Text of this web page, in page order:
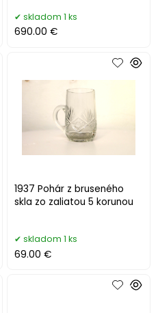
skladom 1 ks
690.00 €
1937 Pohár z bruseného
skla zo zaliatou 5 korunou
skladom 1 ks
69.00 €